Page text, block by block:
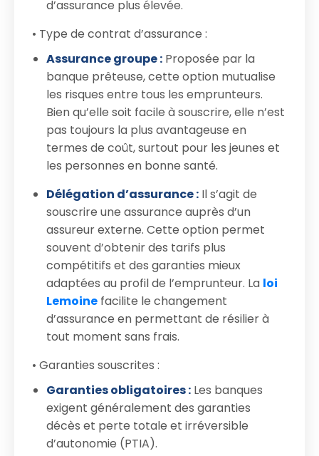
d’assurance plus élevée.
• Type de contrat d’assurance :
Assurance groupe : Proposée par la
banque prêteuse, cette option mutualise
les risques entre tous les emprunteurs.
Bien qu’elle soit facile à souscrire, elle n’est
pas toujours la plus avantageuse en
termes de coût, surtout pour les jeunes et
les personnes en bonne santé.
Délégation d’assurance : Il s’agit de
souscrire une assurance auprès d’un
assureur externe. Cette option permet
souvent d’obtenir des tarifs plus
compétitifs et des garanties mieux
adaptées au profil de l’emprunteur. La loi
Lemoine facilite le changement
d’assurance en permettant de résilier à
tout moment sans frais.
• Garanties souscrites :
Garanties obligatoires : Les banques
exigent généralement des garanties
décès et perte totale et irréversible
d’autonomie (PTIA).